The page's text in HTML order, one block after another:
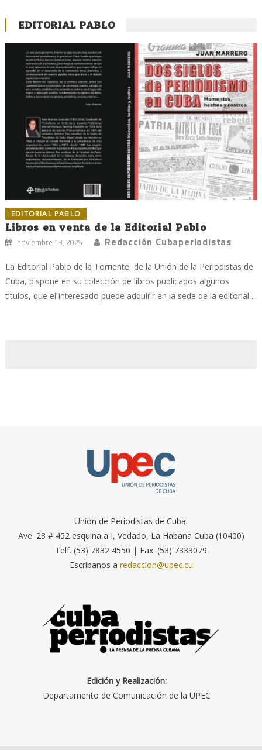
EDITORIAL PABLO
EDITORIAL PABLO
Libros en venta de la Editorial Pablo
noviembre 13, 2025 Redacción Cubaperiodistas
La Editorial Pablo de la Torriente, de la Unión de la Periodistas de
Cuba, dispone en su colección de libros publicados algunos
títulos, que el interesado puede adquirir en la sede de la editorial,...
Unión de Periodistas de Cuba.
Ave. 23 # 452 esquina a I, Vedado, La Habana Cuba (10400)
Telf. (53) 7832 4550 | Fax: (53) 7333079
Escríbanos a redaccion@upec.cu
Edición y Realización:
Departamento de Comunicación de la UPEC